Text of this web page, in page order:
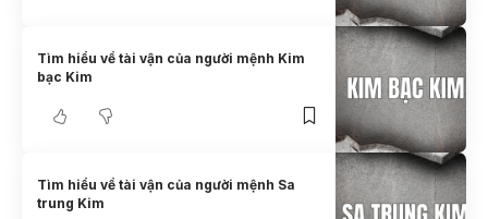
Tìm hiểu về tài vận của người mệnh Kim
bạc Kim
Tìm hiểu về tài vận của người mệnh Sa
trung Kim